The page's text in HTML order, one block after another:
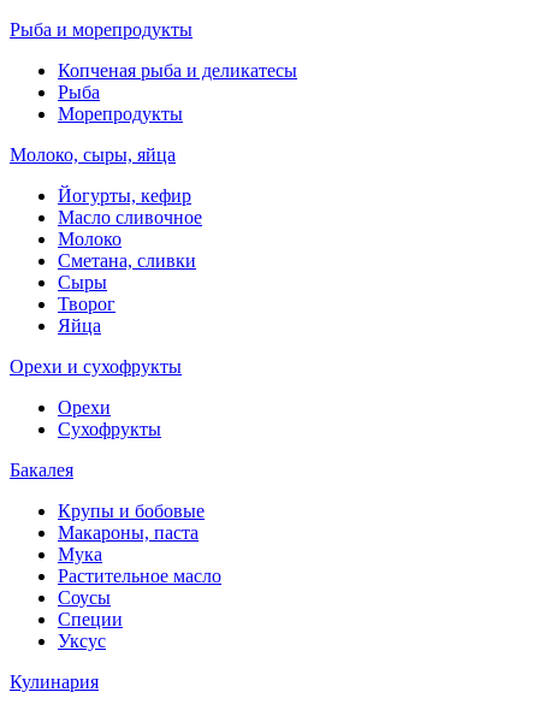
Рыба и морепродукты
Копченая рыба и деликатесы
Рыба
Морепродукты
Молоко, сыры, яйца
Йогурты, кефир
Масло сливочное
Молоко
Сметана, сливки
Сыры
Творог
Яйца
Орехи и сухофрукты
Орехи
Сухофрукты
Бакалея
Крупы и бобовые
Макароны, паста
Мука
Растительное масло
Соусы
Специи
Уксус
Кулинария